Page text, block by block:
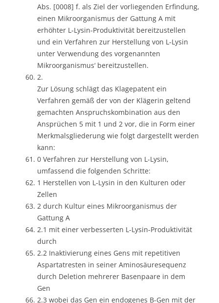
Abs. [0008] f. als Ziel der vorliegenden Erfindung,
einen Mikroorganismus der Gattung A mit
erhöhter L-Lysin-Produktivität bereitzustellen
und ein Verfahren zur Herstellung von L-Lysin
unter Verwendung des vorgenannten
Mikroorganismus‘ bereitzustellen.
2.
Zur Lösung schlägt das Klagepatent ein
Verfahren gemäß der von der Klägerin geltend
gemachten Anspruchskombination aus den
Ansprüchen 5 mit 1 und 2 vor, die in Form einer
Merkmalsgliederung wie folgt dargestellt werden
kann:
0 Verfahren zur Herstellung von L-Lysin,
umfassend die folgenden Schritte:
1 Herstellen von L-Lysin in den Kulturen oder
Zellen
2 durch Kultur eines Mikroorganismus der
Gattung A
2.1 mit einer verbesserten L-Lysin-Produktivität
durch
2.2 Inaktivierung eines Gens mit repetitiven
Aspartatresten in seiner Aminosäuresequenz
durch Deletion mehrerer Basenpaare in dem
Gen
2.3 wobei das Gen ein endogenes B-Gen mit der